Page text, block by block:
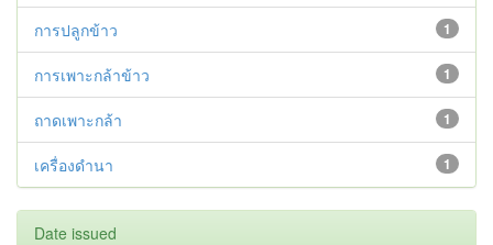
1
การปลูกข้าว
1
การเพาะกล้าข้าว
1
ถาดเพาะกล้า
1
เครื่องดำนา
Date issued